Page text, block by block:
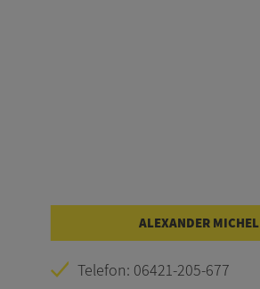
ALEXANDER MICHEL
Telefon: 06421-205-677